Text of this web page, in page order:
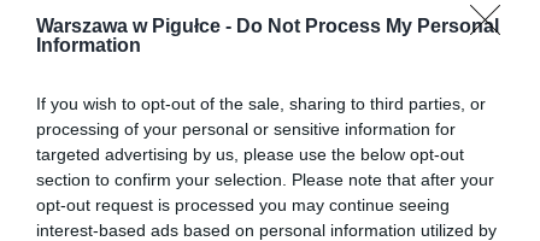
Warszawa w Pigułce - Do Not Process My Personal
Information
If you wish to opt-out of the sale, sharing to third parties, or
processing of your personal or sensitive information for
targeted advertising by us, please use the below opt-out
section to confirm your selection. Please note that after your
opt-out request is processed you may continue seeing
interest-based ads based on personal information utilized by